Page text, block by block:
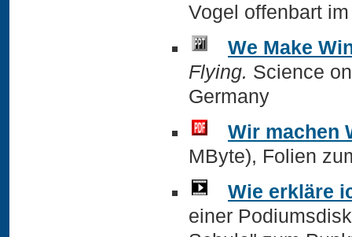
Vogel offenbart
We Make
Flying. Science
Germany
Wir machen
MByte), Folien
Wie erkläre
einer